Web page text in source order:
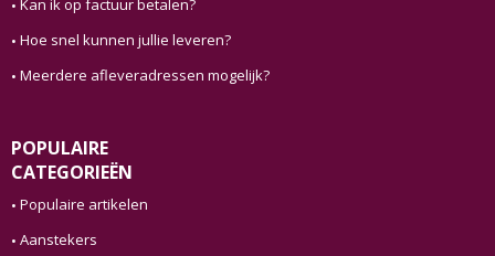
Kan ik op factuur betalen?
Hoe snel kunnen jullie leveren?
Meerdere afleveradressen mogelijk?
POPULAIRE
CATEGORIEËN
Populaire artikelen
Aanstekers